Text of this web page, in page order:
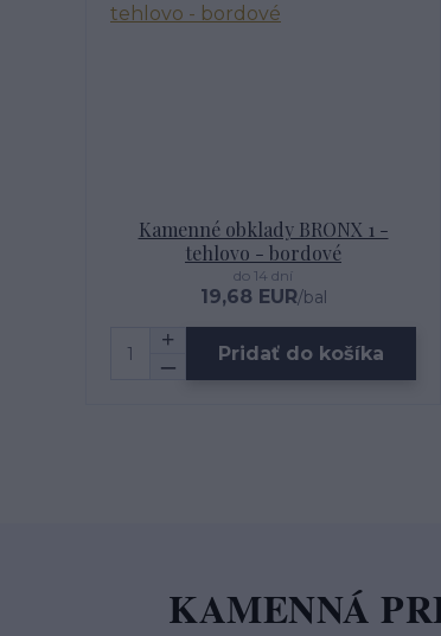
Kamenné obklady BRONX 1 -
tehlovo - bordové
19,68 EUR/bal
do 14 dní
Pridať do košíka
KAMENNÁ